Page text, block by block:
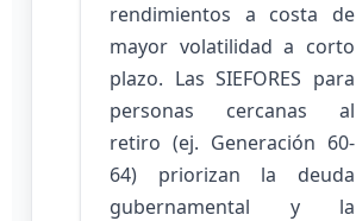
rendimientos a costa de
mayor volatilidad a corto
plazo. Las SIEFORES para
personas cercanas al
retiro (ej. Generación 60-
64) priorizan la deuda
gubernamental y la